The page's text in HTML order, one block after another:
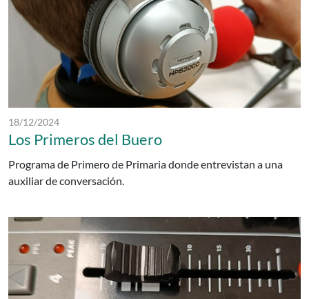
Fecha de publicación:
18/12/2024
Los Primeros del Buero
Programa de Primero de Primaria donde entrevistan a una
auxiliar de conversación.